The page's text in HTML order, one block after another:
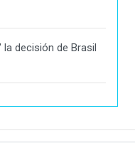
decisión de Brasil